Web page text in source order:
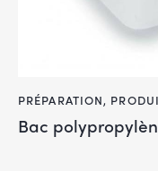
PRÉPARATION,
Bac